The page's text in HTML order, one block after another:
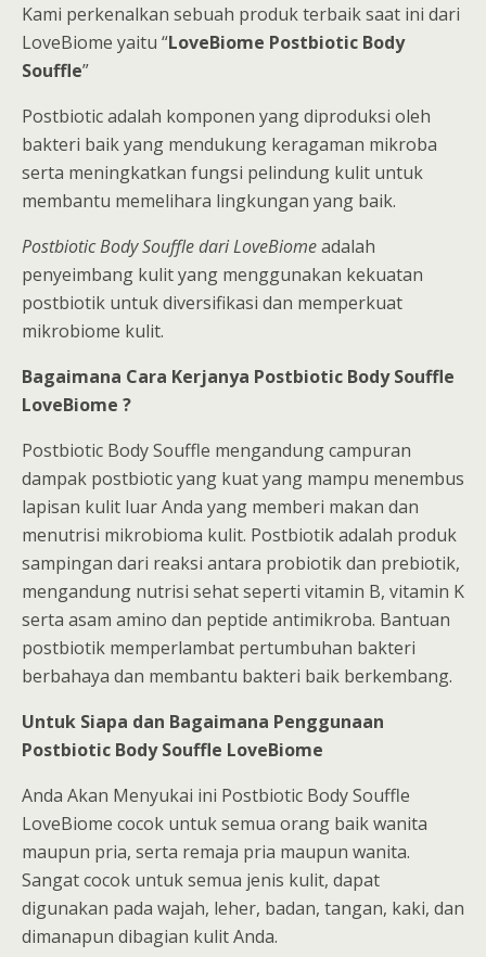
Kami perkenalkan sebuah produk terbaik saat ini dari
LoveBiome yaitu “LoveBiome Postbiotic Body
Souffle”
Postbiotic adalah komponen yang diproduksi oleh
bakteri baik yang mendukung keragaman mikroba
serta meningkatkan fungsi pelindung kulit untuk
membantu memelihara lingkungan yang baik.
Postbiotic Body Souffle dari LoveBiomeadalah
penyeimbang kulit yang menggunakan kekuatan
postbiotik untuk diversifikasi dan memperkuat
mikrobiome kulit.
Bagaimana Cara Kerjanya Postbiotic Body Souffle
LoveBiome ?
Postbiotic Body Souffle mengandung campuran
dampak postbiotic yang kuat yang mampu menembus
lapisan kulit luar Anda yang memberi makan dan
menutrisi mikrobioma kulit. Postbiotik adalah produk
sampingan dari reaksi antara probiotik dan prebiotik,
mengandung nutrisi sehat seperti vitamin B, vitamin K
serta asam amino dan peptide antimikroba. Bantuan
postbiotik memperlambat pertumbuhan bakteri
berbahaya dan membantu bakteri baik berkembang.
Untuk Siapa dan Bagaimana Penggunaan
Postbiotic Body Souffle LoveBiome
Anda Akan Menyukai ini Postbiotic Body Souffle
LoveBiome cocok untuk semua orang baik wanita
maupun pria, serta remaja pria maupun wanita.
Sangat cocok untuk semua jenis kulit, dapat
digunakan pada wajah, leher, badan, tangan, kaki, dan
dimanapun dibagian kulit Anda.